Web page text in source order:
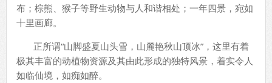
布；棕熊、猴子等野生动物与人和谐相处；一年四景，宛如
十里画廊。
正所谓“山脚盛夏山头雪，山麓艳秋山顶冰”，这里有着
极其丰富的动植物资源及其由此形成的独特风景，着实令人
如临仙境，如痴如醉。